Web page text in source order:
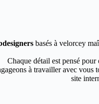
basés à velorcey
Chaque détail est pensé
à travailler avec vous
site